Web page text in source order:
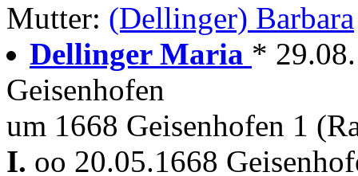
Mutter: (Dellinger) Barbara
Dellinger Maria *
Geisenhofen
um 1668 Geisenhofen 1
I. oo 20.05.1668